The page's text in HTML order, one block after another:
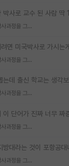
SSH 박사과정을 그만두고 지방대 박사로 옮기면 교수의 꿈은 끝일까요?
SSH 박사과정을 그만두고 지방대 박사로 옮기면 교수의 꿈은 끝일까요?
SSH 박사과정을 그만두고 지방대 박사로 옮기면 교수의 꿈은 끝일까요?
SSH 박사과정을 그만두고 지방대 박사로 옮기면 교수의 꿈은 끝일까요?
SSH 박사과정을 그만두고 지방대 박사로 옮기면 교수의 꿈은 끝일까요?